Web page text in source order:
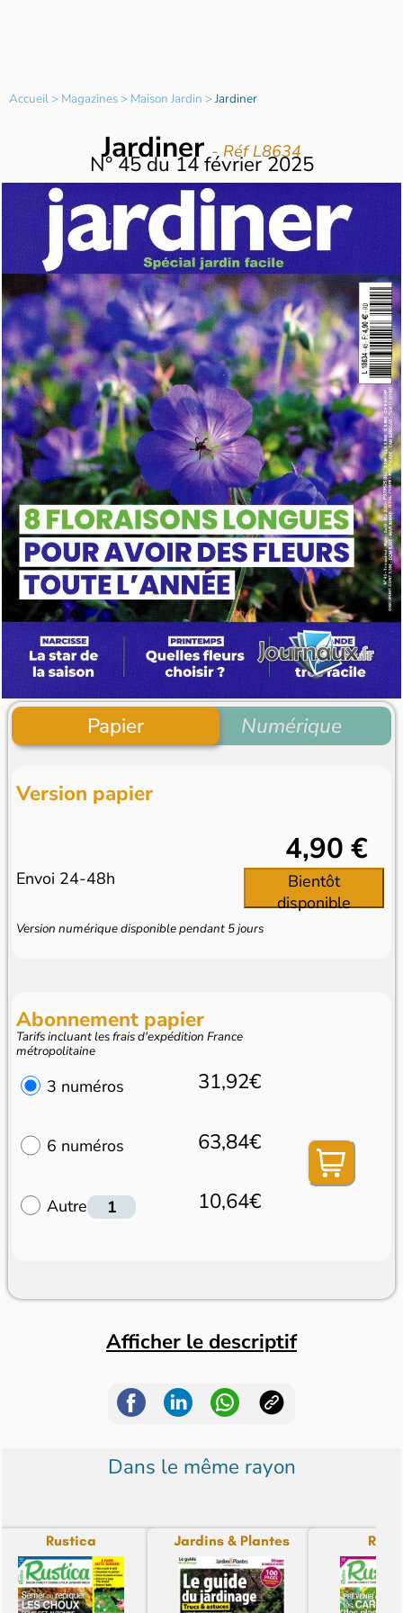
Accueil> Magazines> Maison Jardin >Jardiner
Jardiner- Réf L8634
N°45du14 février 2025
Papier Numérique
Version papier
Envoi 24-48h
4,90 €
Bientôt
disponible
Version numérique disponible pendant 5 jours
Abonnement papier
Tarifs incluant les frais d'expédition France
métropolitaine
3 numéros 31,92€
6 numéros 63,84€
Autre 10,64€
Afficher le descriptif
Dans le même rayon
Rustica Jardins & Plantes